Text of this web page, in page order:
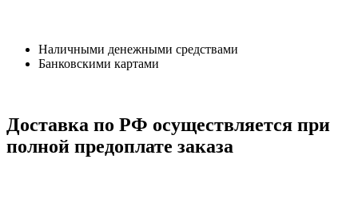
Наличными денежными средствами
Банковскими картами
Доставка по РФ осуществляется при
полной предоплате заказа